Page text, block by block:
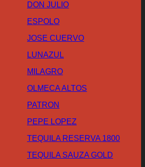
DON JULIO
ESPOLO
JOSE CUERVO
LUNAZUL
MILAGRO
OLMECA ALTOS
PATRON
PEPE LOPEZ
TEQUILA RESERVA 1800
TEQUILA SAUZA GOLD